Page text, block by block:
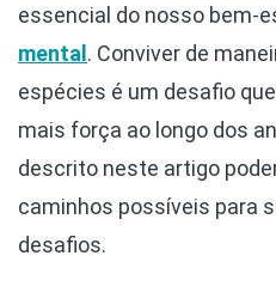
essencial do nosso bem-
mental . Conviver de
espécies é um desafio
mais força ao longo dos
descrito neste artigo
caminhos possíveis para
desafios.